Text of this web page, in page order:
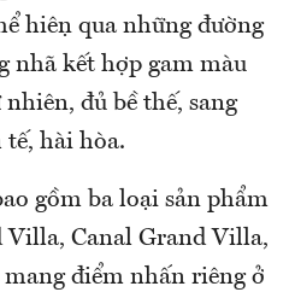
hiện qua những đường
nhã kết hợp gam màu
đủ bề thế, sang
hài hòa.
gồm ba loại sản phẩm
Villa, Canal Grand Villa,
điểm nhấn riêng ở